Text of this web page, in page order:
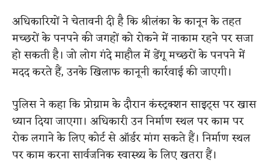
अधिकारियों ने चेतावनी दी है कि श्रीलंका के कानून के तहत
मच्छरों के पनपने की जगहों को रोकने में नाकाम रहने पर सजा
हो सकती है। जो लोग गंदे माहौल में डेंगू मच्छरों के पनपने में
मदद करते हैं, उनके खिलाफ कानूनी कार्रवाई की जाएगी।
पुलिस ने कहा कि प्रोग्राम के दौरान कंस्ट्रक्शन साइट्स पर खास
ध्यान दिया जाएगा। अधिकारी उन निर्माण स्थल पर काम पर
रोक लगाने के लिए कोर्ट से ऑर्डर मांग सकते हैं। निर्माण स्थल
पर काम करना सार्वजनिक स्वास्थ्य के लिए खतरा हैं।